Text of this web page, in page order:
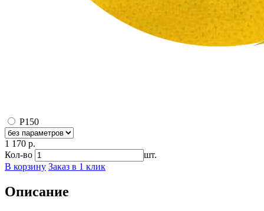
Р150
1 170 р.
Кол-во
шт.
В корзину Заказ в 1 клик
Описание